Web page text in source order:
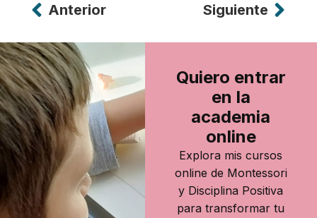
Alternative:
Anterior Siguiente
Quiero entrar
en la
academia
online
Explora mis cursos
online de Montessori
y Disciplina Positiva
para transformar tu